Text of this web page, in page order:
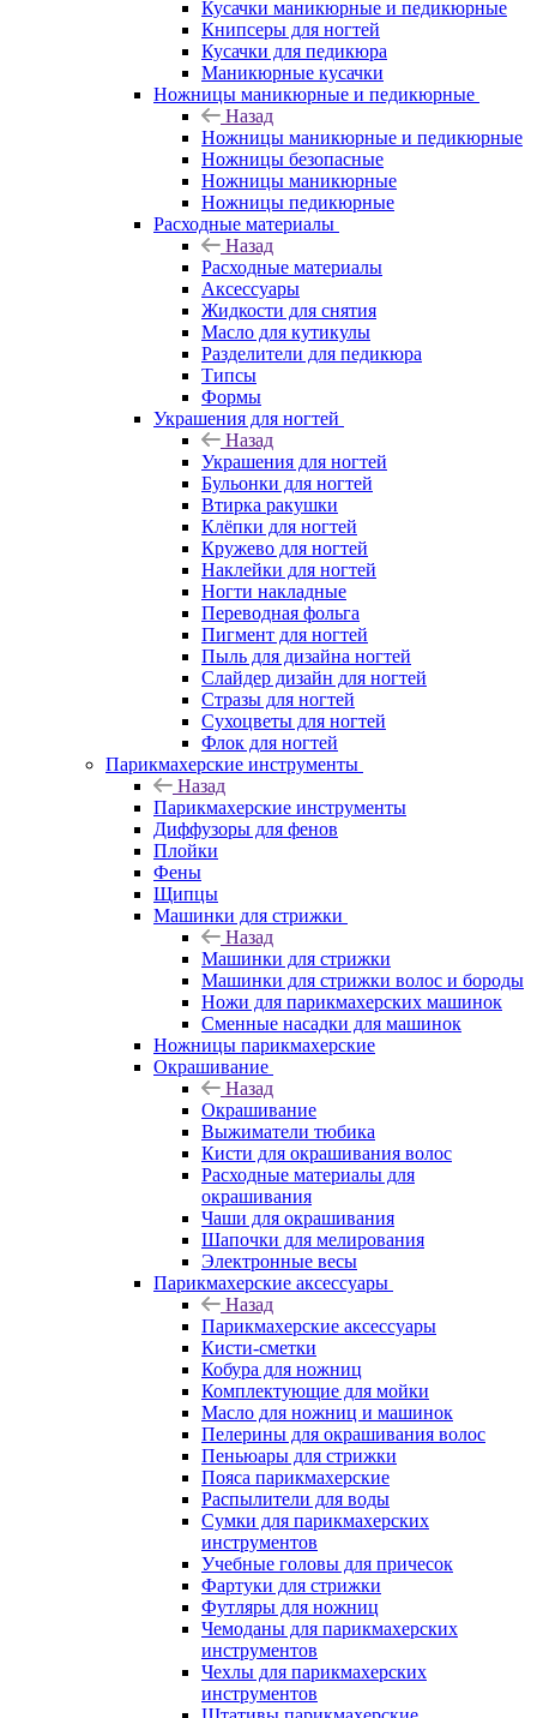
Кусачки маникюрные и педикюрные
Книпсеры для ногтей
Кусачки для педикюра
Маникюрные кусачки
Ножницы маникюрные и педикюрные
Назад
Ножницы маникюрные и педикюрные
Ножницы безопасные
Ножницы маникюрные
Ножницы педикюрные
Расходные материалы
Назад
Расходные материалы
Аксессуары
Жидкости для снятия
Масло для кутикулы
Разделители для педикюра
Типсы
Формы
Украшения для ногтей
Назад
Украшения для ногтей
Бульонки для ногтей
Втирка ракушки
Клёпки для ногтей
Кружево для ногтей
Наклейки для ногтей
Ногти накладные
Переводная фольга
Пигмент для ногтей
Пыль для дизайна ногтей
Слайдер дизайн для ногтей
Стразы для ногтей
Сухоцветы для ногтей
Флок для ногтей
Парикмахерские инструменты
Назад
Парикмахерские инструменты
Диффузоры для фенов
Плойки
Фены
Щипцы
Машинки для стрижки
Назад
Машинки для стрижки
Машинки для стрижки волос и бороды
Ножи для парикмахерских машинок
Сменные насадки для машинок
Ножницы парикмахерские
Окрашивание
Назад
Окрашивание
Выжиматели тюбика
Кисти для окрашивания волос
Расходные материалы для
окрашивания
Чаши для окрашивания
Шапочки для мелирования
Электронные весы
Парикмахерские аксессуары
Назад
Парикмахерские аксессуары
Кисти-сметки
Кобура для ножниц
Комплектующие для мойки
Масло для ножниц и машинок
Пелерины для окрашивания волос
Пеньюары для стрижки
Пояса парикмахерские
Распылители для воды
Сумки для парикмахерских
инструментов
Учебные головы для причесок
Фартуки для стрижки
Футляры для ножниц
Чемоданы для парикмахерских
инструментов
Чехлы для парикмахерских
инструментов